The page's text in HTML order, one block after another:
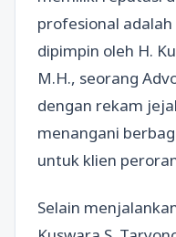
profesional
dipimpin oleh H.
M.H., seorang
dengan rekam
menangani
untuk klien
Selain